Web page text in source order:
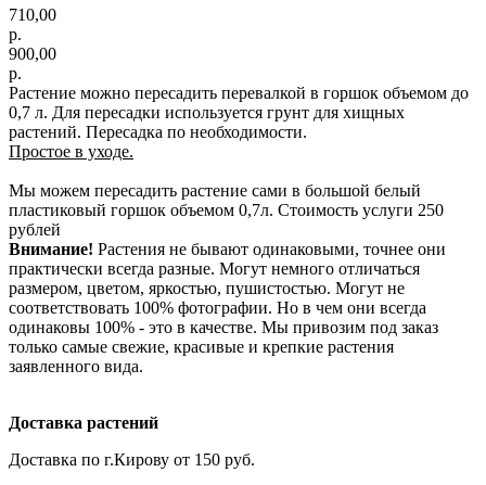
710,00
р.
900,00
р.
Растение можно пересадить перевалкой в горшок объемом до
0,7 л. Для пересадки используется грунт для хищных
растений. Пересадка по необходимости.
Простое в уходе.
Мы можем пересадить растение сами в большой белый
пластиковый горшок объемом 0,7л. Стоимость услуги 250
рублей
Внимание! Растения не бывают одинаковыми, точнее они
практически всегда разные. Могут немного отличаться
размером, цветом, яркостью, пушистостью. Могут не
соответствовать 100% фотографии. Но в чем они всегда
одинаковы 100% - это в качестве. Мы привозим под заказ
только самые свежие, красивые и крепкие растения
заявленного вида.
Доставка растений
Доставка по г.Кирову от 150 руб.